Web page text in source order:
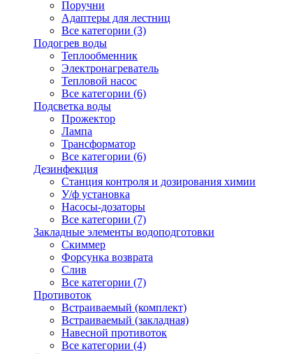
Поручни
Адаптеры для лестниц
Все категории (3)
Подогрев воды
Теплообменник
Электронагреватель
Тепловой насос
Все категории (6)
Подсветка воды
Прожектор
Лампа
Трансформатор
Все категории (6)
Дезинфекция
Станция контроля и дозирования химии
У/ф установка
Насосы-дозаторы
Все категории (7)
Закладные элементы водоподготовки
Скиммер
Форсунка возврата
Слив
Все категории (7)
Противоток
Встраиваемый (комплект)
Встраиваемый (закладная)
Навесной противоток
Все категории (4)